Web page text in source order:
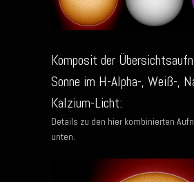
Komposit der
Sonne im H-Alpha-, Weiß-,
Kalzium-Licht:
Details zu den hier kombinierten
unten.